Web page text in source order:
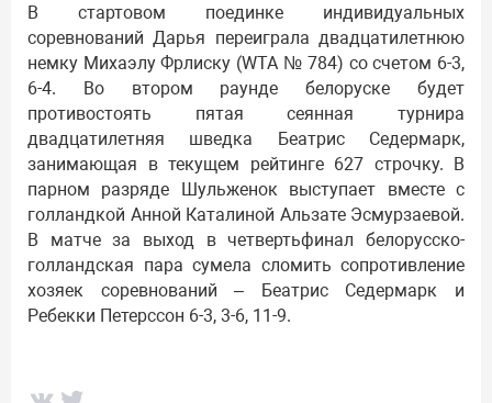
В стартовом поединке индивидуальных
соревнований Дарья переиграла двадцатилетнюю
немку Михаэлу Фрлиску (WTA № 784) со счетом 6-3,
6-4. Во втором раунде белоруске будет
противостоять пятая сеянная турнира
двадцатилетняя шведка Беатрис Седермарк,
занимающая в текущем рейтинге 627 строчку. В
парном разряде Шульженок выступает вместе с
голландкой Анной Каталиной Альзате Эсмурзаевой.
В матче за выход в четвертьфинал белорусско-
голландская пара сумела сломить сопротивление
хозяек соревнований – Беатрис Седермарк и
Ребекки Петерссон 6-3, 3-6, 11-9.